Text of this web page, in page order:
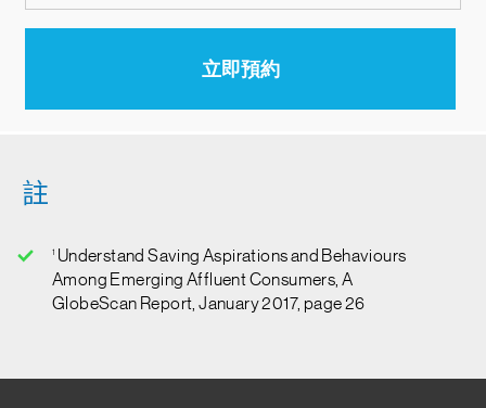
註
1 Understand Saving Aspirations and Behaviours
Among Emerging Affluent Consumers, A
GlobeScan Report, January 2017, page 26